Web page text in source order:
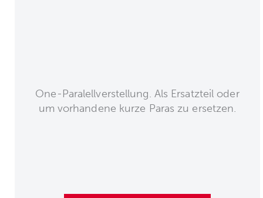
One-Paralellverstellung. Als Ersatzteil oder
um vorhandene kurze Paras zu ersetzen.